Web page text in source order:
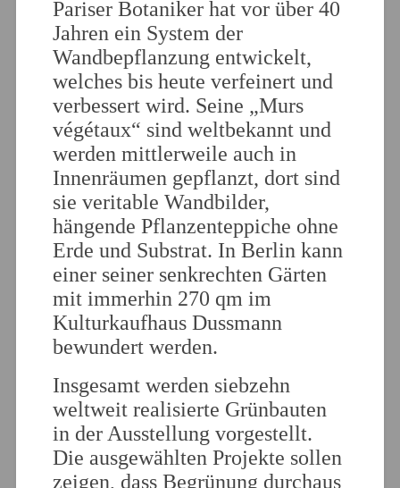
Pariser Botaniker hat vor über 40
Jahren ein System der
Wandbepflanzung entwickelt,
welches bis heute verfeinert und
verbessert wird. Seine „Murs
végétaux“ sind weltbekannt und
werden mittlerweile auch in
Innenräumen gepflanzt, dort sind
sie veritable Wandbilder,
hängende Pflanzenteppiche ohne
Erde und Substrat. In Berlin kann
einer seiner senkrechten Gärten
mit immerhin 270 qm im
Kulturkaufhaus Dussmann
bewundert werden.
Insgesamt werden siebzehn
weltweit realisierte Grünbauten
in der Ausstellung vorgestellt.
Die ausgewählten Projekte sollen
zeigen, dass Begrünung durchaus